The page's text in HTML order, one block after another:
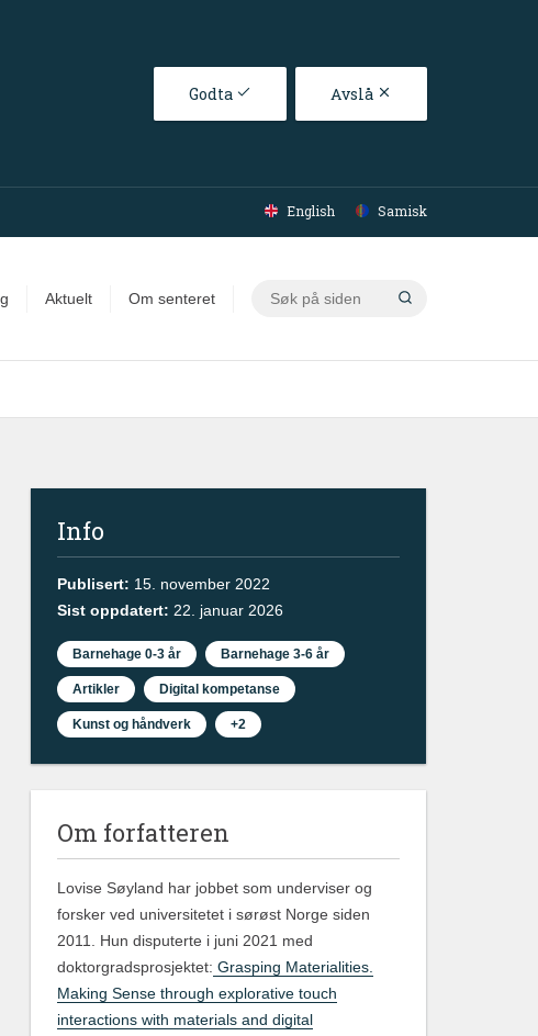
Godta Avslå
English Samisk
Aktuelt Om senteret
Søk
Info
Publisert: 15. november 2022
Sist oppdatert: 22. januar 2026
Barnehage 0-3 år Barnehage 3-6 år
Artikler Digital kompetanse
Kunst og håndverk +2
Om forfatteren
Lovise Søyland har jobbet som underviser og
forsker ved universitetet i sørøst Norge siden
2011. Hun disputerte i juni 2021 med
doktorgradsprosjektet: Grasping Materialities.
Making Sense through explorative touch
interactions with materials and digital